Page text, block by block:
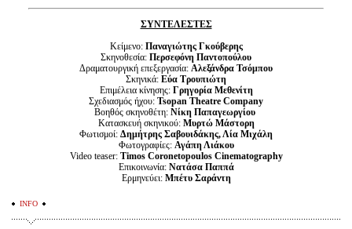
ΣΥΝΤΕΛΕΣΤΕΣ
Κείμενο: Παναγιώτης Γκούβερης
Σκηνοθεσία: Περσεφόνη Παντοπούλου
Δραματουργική επεξεργασία: Αλεξάνδρα Τσόμπου
Σκηνικά: Eύα Τρουπιώτη
Επιμέλεια κίνησης: Γρηγορία Μεθενίτη
Σχεδιασμός ήχου: Tsopan Theatre Company
Βοηθός σκηνοθέτη: Νίκη Παπαγεωργίου
Κατασκευή σκηνικού: Μυρτώ Μάστορη
Φωτισμοί: Δημήτρης Σαβουιδάκης, Λία Μιχάλη
Φωτογραφίες: Αγάπη Λιάκου
Video teaser: Timos Coronetopoulos Cinematography
Επικοινωνία: Νατάσα Παππά
Ερμηνεύει:Μπέτυ Σαράντη
INFO